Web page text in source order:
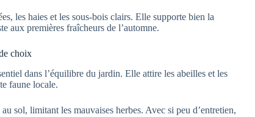
les haies et les sous-bois clairs. Elle supporte bien la
aux premières fraîcheurs de l’automne.
choix
dans l’équilibre du jardin. Elle attire les abeilles et les
faune locale.
sol, limitant les mauvaises herbes. Avec si peu d’entretien,